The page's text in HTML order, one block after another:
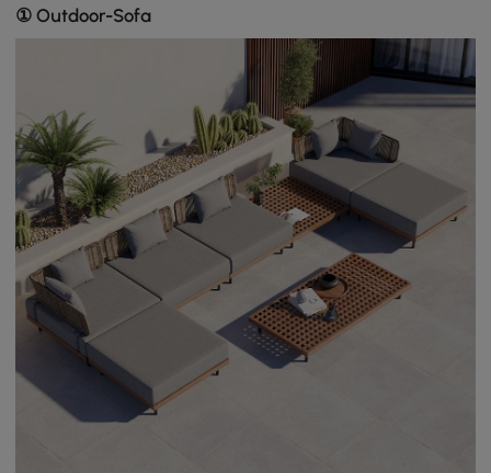
① Outdoor-Sofa